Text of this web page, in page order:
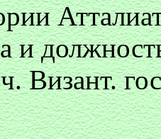
и
Визант.